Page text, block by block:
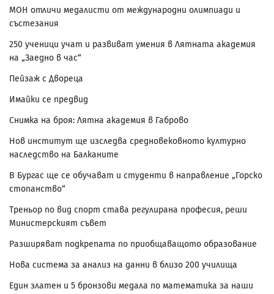
МОН отличи медалисти от международни олимпиади и
състезания
250 ученици учат и развиват умения в Лятната академия
на „Заедно в час“
Пейзаж с Двореца
Имайки се предвид
Снимка на броя: Лятна академия в Габрово
Нов институт ще изследва средновековното културно
наследство на Балканите
В Бургас ще се обучават и студенти в направление „Горско
стопанство“
Треньор по вид спорт става регулирана професия, реши
Министерският съвет
Разширяват подкрепата по приобщаващото образование
Нова система за анализ на данни в близо 200 училища
Един златен и 5 бронзови медала по математика за наши